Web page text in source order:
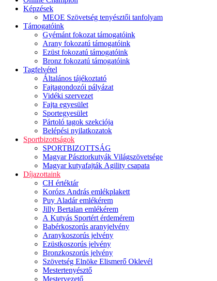
Képzések
MEOE Szövetség tenyésztői tanfolyam
Támogatóink
Gyémánt fokozat támogatóink
Arany fokozatú támogatóink
Ezüst fokozatú támogatóink
Bronz fokozatú támogatóink
Tagfelvétel
Általános tájékoztató
Fajtagondozói pályázat
Vidéki szervezet
Fajta egyesület
Sportegyesület
Pártoló tagok szekciója
Belépési nyilatkozatok
Sportbizottságok
SPORTBIZOTTSÁG
Magyar Pásztorkutyák Világszövetsége
Magyar kutyafajták Agility csapata
Díjazottaink
CH értéktár
Korózs András emlékplakett
Puy Aladár emlékérem
Jilly Bertalan emlékérem
A Kutyás Sportért érdemérem
Babérkoszorús aranyjelvény
Aranykoszorús jelvény
Ezüstkoszorús jelvény
Bronzkoszorús jelvény
Szövetség Elnöke Elismerő Oklevél
Mestertenyésztő
Mestervezető